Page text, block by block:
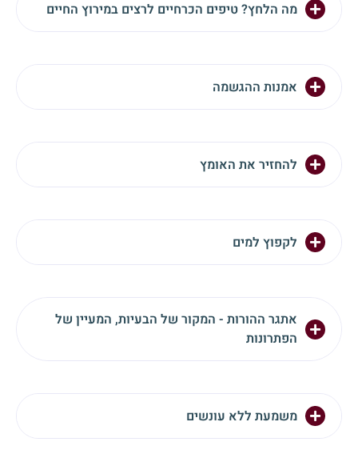
מה הלחץ? טיפים הכרחיים לרצים במירוץ החיים
אמנות ההגשמה
להחזיר את האומץ
לקפוץ למים
אתגר ההורות - המקור של הבעיות, המעיין של
הפתרונות
משמעת ללא עונשים